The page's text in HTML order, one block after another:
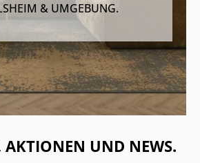
& UMGEBUNG.
AKTIONEN UND NEWS.